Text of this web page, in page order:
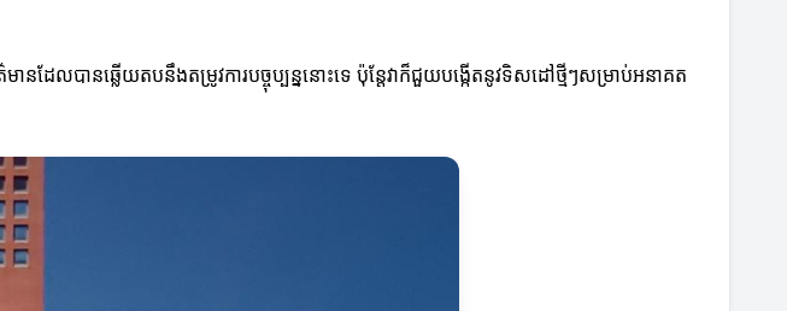
នដែលបានឆ្លើយតបនឹងតម្រូវការបច្ចុប្បន្ននោះទេ ប៉ុន្តែវាក៏ជួយបង្កើតនូវទិសដៅថ្មីៗសម្រាប់អនាគត